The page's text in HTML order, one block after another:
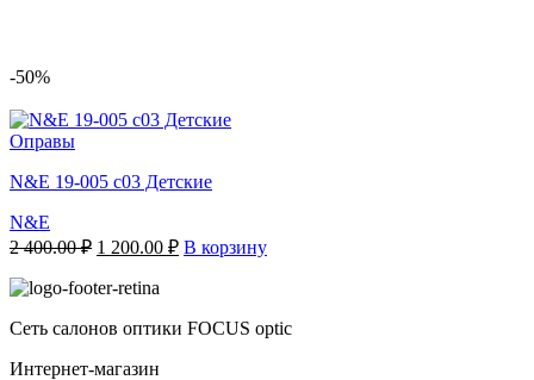
-50%
Оправы
N&E 19-005 c03 Детские
N&E
2 400.00₽ Первоначальная
составляла
400.00 ₽.
1 200.00 ₽Текущая
цена:
В корзину
Сеть салонов оптики FOCUS optic
Интернет-магазин